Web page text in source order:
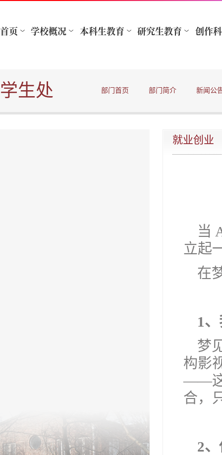
学生处 部门首页 部门简介 新闻公
就业创业
当
立起
在
1
梦
构影
——这
合，
2